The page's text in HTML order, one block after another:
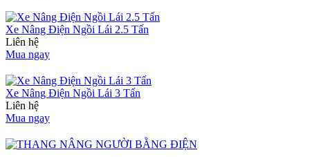
Xe Nâng Điện Ngồi Lái 2.5 Tấn
Liên hệ
Mua ngay
Xe Nâng Điện Ngồi Lái 3 Tấn
Liên hệ
Mua ngay